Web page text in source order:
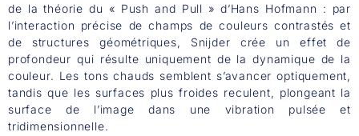
de la théorie du « Push and Pull » d’Hans Hofmann : par
l’interaction précise de champs de couleurs contrastés et
de structures géométriques, Snijder crée un effet de
profondeur qui résulte uniquement de la dynamique de la
couleur. Les tons chauds semblent s’avancer optiquement,
tandis que les surfaces plus froides reculent, plongeant la
surface de l’image dans une vibration pulsée et
tridimensionnelle.